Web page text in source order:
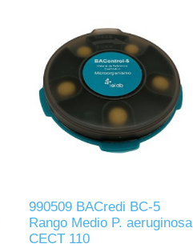
990509 BACredi BC-5
Rango Medio P. aeruginosa
CECT 110